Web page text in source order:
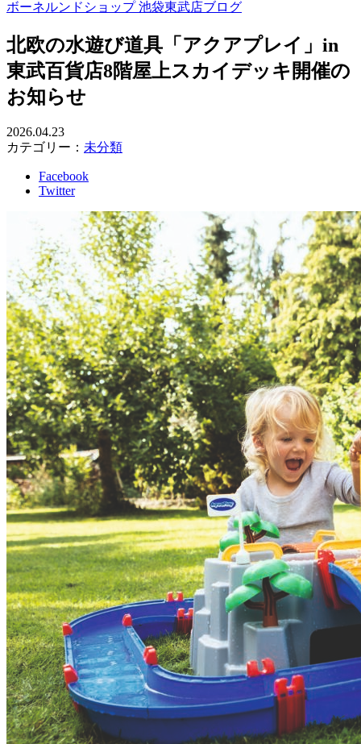
ボーネルンドショップ 池袋東武店ブログ
北欧の水遊び道具「アクアプレイ」in
東武百貨店8階屋上スカイデッキ開催の
お知らせ
2026.04.23
カテゴリー： 未分類
Facebook
Twitter